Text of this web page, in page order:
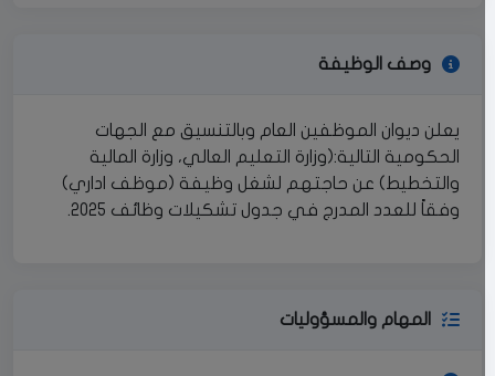
وصف الوظيفة
يعلن ديوان الموظفين العام وبالتنسيق مع الجهات
الحكومية التالية:(وزارة التعليم العالي، وزارة المالية
والتخطيط) عن حاجتهم لشغل وظيفة (موظف اداري)
وفقاً للعدد المدرج في جدول تشكيلات وظائف 2025.
المهام والمسؤوليات